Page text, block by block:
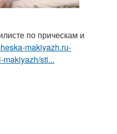
по прическам и
makiyazh.ru-
sti...